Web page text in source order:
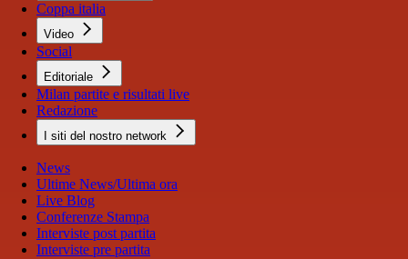
Coppa italia
Video
Social
Editoriale
Milan partite e risultati live
Redazione
I siti del nostro network
News
Ultime News/Ultima ora
Live Blog
Conferenze Stampa
Interviste post partita
Interviste pre partita